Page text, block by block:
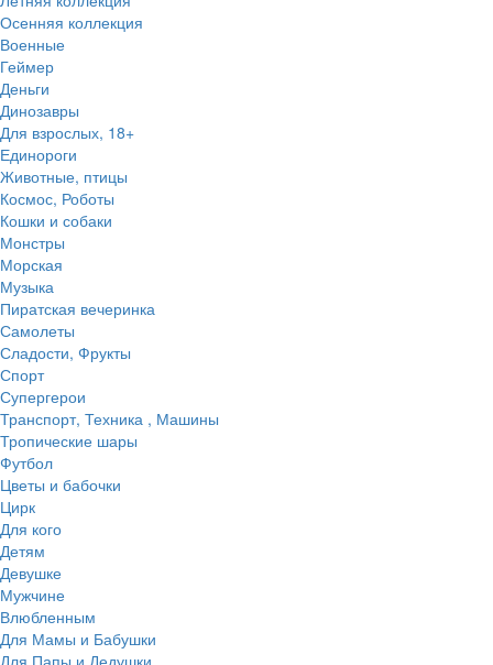
Осенняя коллекция
Военные
Геймер
Деньги
Динозавры
Для взрослых, 18+
Единороги
Животные, птицы
Космос, Роботы
Кошки и собаки
Монстры
Морская
Музыка
Пиратская вечеринка
Самолеты
Сладости, Фрукты
Спорт
Супергерои
Транспорт, Техника , Машины
Тропические шары
Футбол
Цветы и бабочки
Цирк
Для кого
Детям
Девушке
Мужчине
Влюбленным
Для Мамы и Бабушки
Для Папы и Дедушки